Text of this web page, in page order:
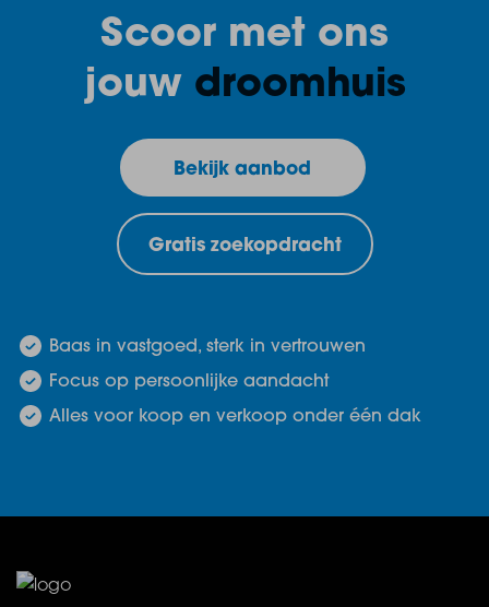
Scoor met ons
jouw droomhuis
Bekijk aanbod
Gratis zoekopdracht
Baas in vastgoed, sterk in vertrouwen
Focus op persoonlijke aandacht
Alles voor koop en verkoop onder één dak